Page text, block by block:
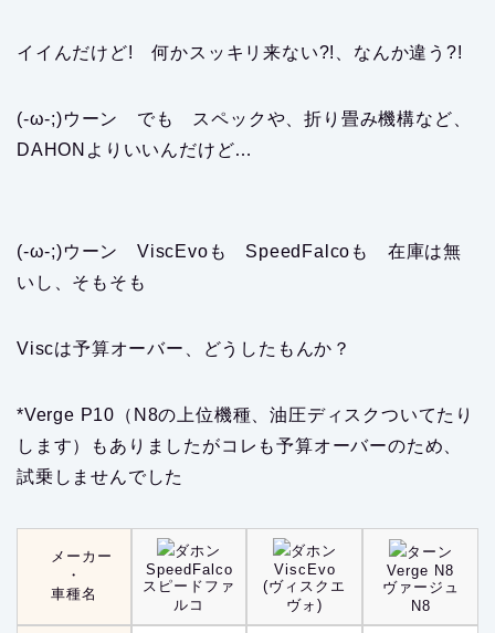
イイんだけど! 何かスッキリ来ない?!、なんか違う?!
(-ω-;)ウーン でも スペックや、折り畳み機構など、
DAHONよりいいんだけど…
(-ω-;)ウーン ViscEvoも SpeedFalcoも 在庫は無
いし、そもそも
Viscは予算オーバー、どうしたもんか？
*Verge P10（N8の上位機種、油圧ディスクついてたり
します）もありましたがコレも予算オーバーのため、
試乗しませんでした
メーカー
・
車種名
ダホン
SpeedFalco
スピードファ
ルコ
ダホン
ViscEvo
(ヴィスクエ
ヴォ)
ターン
Verge N8
ヴァージュ
N8